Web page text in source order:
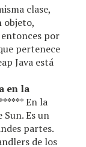
clase,
objeto,
entonces por
pertenece
Java está
en la
***** En la
Sun. Es un
partes.
de los